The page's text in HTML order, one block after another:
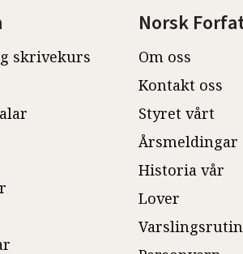
skrivekurs
Norsk
Om oss
Kontakt oss
Styret vårt
Årsmeldingar
Historia vår
Lover